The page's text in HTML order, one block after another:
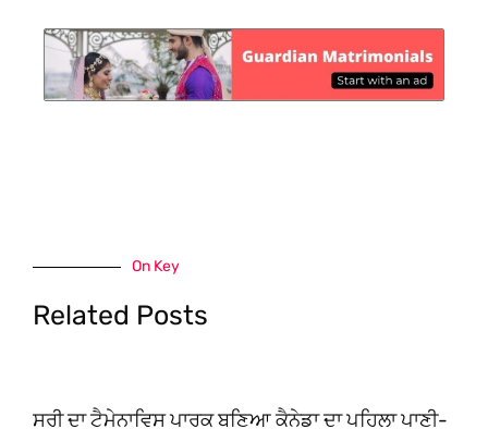
On Key
Related Posts
ਸਰੀ ਦਾ ਟੈਮੇਨਾਵਿਸ ਪਾਰਕ ਬਣਿਆ ਕੈਨੇਡਾ ਦਾ ਪਹਿਲਾ ਪਾਣੀ-